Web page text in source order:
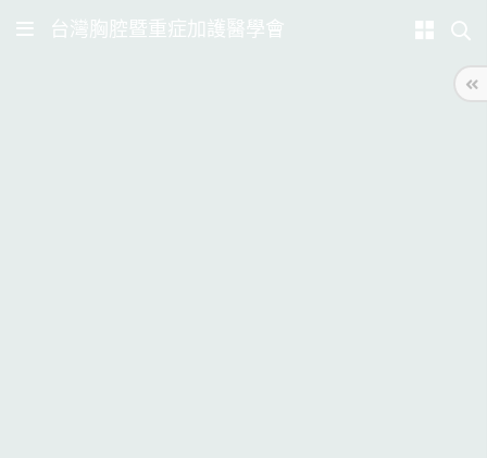
台灣胸腔暨重症加護醫學會